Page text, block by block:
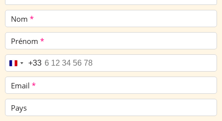
Nom *
Prénom *
Téléphone *
+33
Email *
Pays